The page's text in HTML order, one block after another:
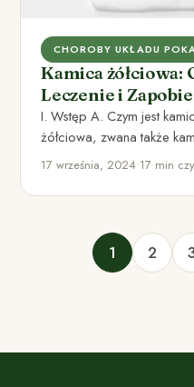
CHOROBY UKŁADU
Kamica żółciowa:
Leczenie i
I. Wstęp A. Czym jest
żółciowa, zwana także
schorzeniem polegającym
17 września, 2024•17 min
1 2